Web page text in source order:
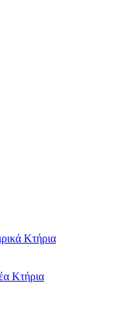
Κτήρια
Κτήρια